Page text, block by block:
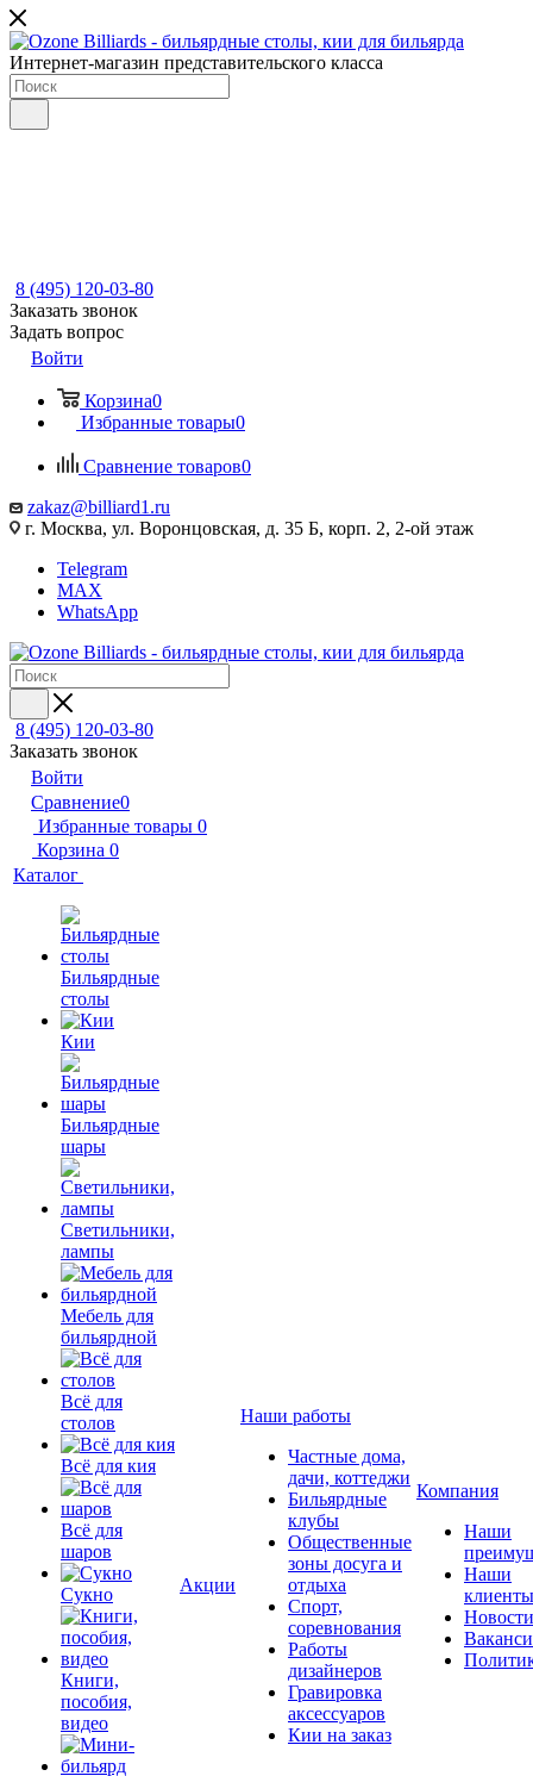
Интернет-магазин представительского класса
8 (495) 120-03-80
Заказать звонок
Задать вопрос
Войти
Корзина0
Избранные товары0
Сравнение товаров0
zakaz@billiard1.ru
г. Москва, ул. Воронцовская, д. 35 Б, корп. 2, 2-ой этаж
Telegram
MAX
WhatsApp
8 (495) 120-03-80
Заказать звонок
Войти
Сравнение0
Избранные товары 0
Корзина 0
Каталог
Бильярдные
столы
Кии
Бильярдные
шары
Светильники,
лампы
Мебель для
бильярдной
Всё для
столов
Всё для кия
Всё для
шаров
Сукно
Книги,
пособия,
видео
Акции
Наши работы
Частные дома,
дачи, коттеджи
Бильярдные
клубы
Общественные
зоны досуга и
отдыха
Спорт,
соревнования
Работы
дизайнеров
Гравировка
аксессуаров
Кии на заказ
Компания
Наши
Наши
клиенты
Новости